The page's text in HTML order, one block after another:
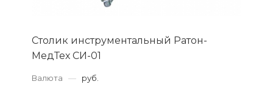
Столик инструментальный Ратон-
МедТех СИ-01
Валюта — руб.